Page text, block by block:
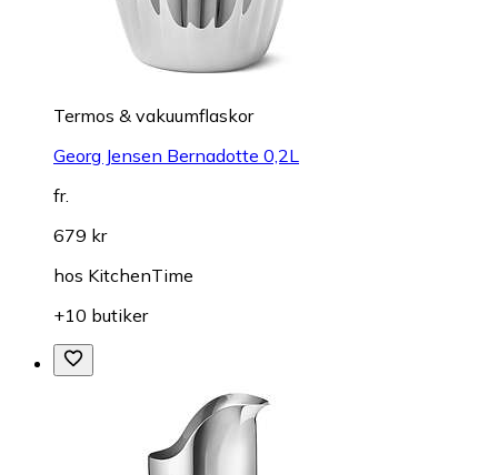
Termos & vakuumflaskor
Georg Jensen Bernadotte 0,2L
fr.
679 kr
hos KitchenTime
+10 butiker